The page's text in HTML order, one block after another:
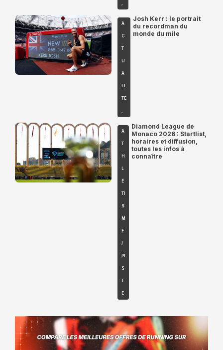
,
A
C
T
U
A
LI
TÉ
,
Josh Kerr : le portrait
du recordman du
monde du mile
A
T
H
L
É
TI
S
M
E
/
PI
S
T
E
Diamond League de
Monaco 2026 : Startlist,
horaires et diffusion,
toutes les infos à
connaître